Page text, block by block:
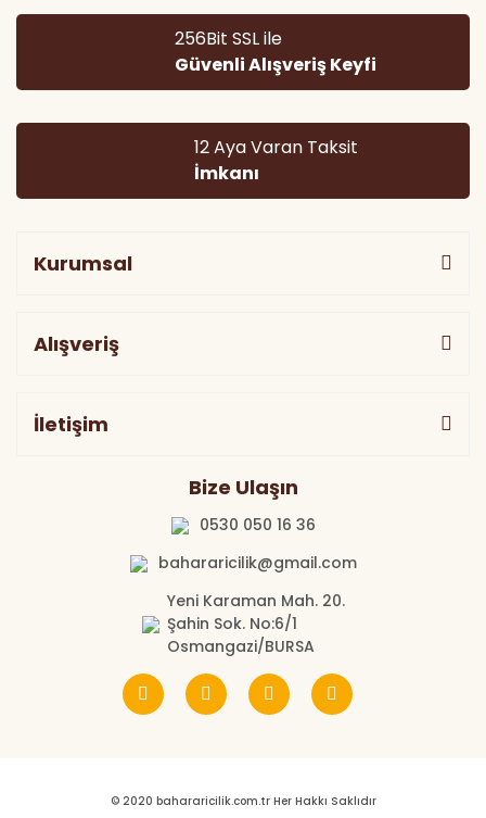
Gönder
256Bit SSL ile
Güvenli Alışveriş Keyfi
12 Aya Varan Taksit
İmkanı
Kurumsal
Alışveriş
İletişim
Bize Ulaşın
0530 050 16 36
bahararicilik@gmail.com
Yeni Karaman Mah. 20.
Şahin Sok. No:6/1
Osmangazi/BURSA
© 2020 bahararicilik.com.tr Her Hakkı Saklıdır